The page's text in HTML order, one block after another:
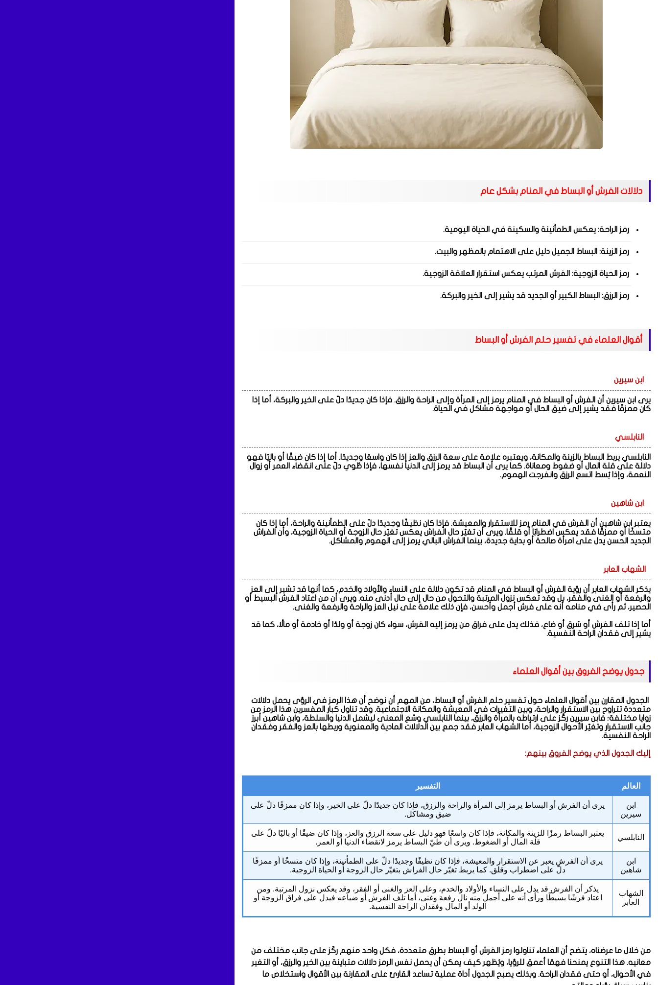
دلالات الفرش أو البساط في المنام بشكل عام
رمز الراحة: يعكس الطمأنينة والسكينة في الحياة اليومية.
رمز الزينة: البساط الجميل دليل على الاهتمام بالمظهر والبيت.
رمز الحياة الزوجية: الفرش المرتب يعكس استقرار العلاقة الزوجية.
رمز الرزق: البساط الكبير أو الجديد قد يشير إلى الخير والبركة.
أقوال العلماء في تفسير حلم الفرش أو البساط
ابن سيرين
يرى ابن سيرين أن الفرش أو البساط في المنام يرمز إلى المرأة وإلى الراحة والرزق. فإذا كان جديدًا دلّ على الخير والبركة، أما إذا
كان ممزقًا فقد يشير إلى ضيق الحال أو مواجهة مشاكل في الحياة.
النابلسي
النابلسي يربط البساط بالزينة والمكانة، ويعتبره علامة على سعة الرزق والعز إذا كان واسعًا وجديدًا. أما إذا كان ضيقًا أو باليًا فهو
دلالة على قلة المال أو ضغوط ومعاناة. كما يرى أن البساط قد يرمز إلى الدنيا نفسها، فإذا طُوي دلّ على انقضاء العمر أو زوال
النعمة، وإذا بُسط اتسع الرزق وانفرجت الهموم.
ابن شاهين
يعتبر ابن شاهين أن الفرش في المنام رمز للاستقرار والمعيشة. فإذا كان نظيفًا وجديدًا دلّ على الطمأنينة والراحة، أما إذا كان
متسخًا أو ممزقًا فقد يعكس اضطرابًا أو قلقًا. ويرى أن تغيّر حال الفراش يعكس تغيّر حال الزوجة أو الحياة الزوجية، وأن الفراش
الجديد الحسن يدل على امرأة صالحة أو بداية جديدة، بينما الفراش البالي يرمز إلى الهموم والمشاكل.
الشهاب العابر
يذكر الشهاب العابر أن رؤية الفرش أو البساط في المنام قد تكون دلالة على النساء والأولاد والخدم، كما أنها قد تشير إلى العز
والرفعة أو الغنى والفقر، بل وقد تعكس نزول المرتبة والتحول من حال إلى حال أدنى منه. ويرى أن من اعتاد الفرش البسيط أو
الحصير، ثم رأى في منامه أنه على فرش أجمل وأحسن، فإن ذلك علامة على نيل العز والراحة والرفعة والغنى.
أما إذا تلف الفرش أو سُرق أو ضاع، فذلك يدل على فراق من يرمز إليه الفرش، سواء كان زوجة أو ولدًا أو خادمة أو مالًا، كما قد
يشير إلى فقدان الراحة النفسية.
جدول يوضح الفروق بين أقوال العلماء
الجدول المقارن بين أقوال العلماء حول تفسير حلم الفرش أو البساط، من المهم أن نوضح أن هذا الرمز في الرؤى يحمل دلالات
متعددة تتراوح بين الاستقرار والراحة، وبين التغيرات في المعيشة والمكانة الاجتماعية. وقد تناول كبار المفسرين هذا الرمز من
زوايا مختلفة؛ فابن سيرين ركّز على ارتباطه بالمرأة والرزق، بينما النابلسي وسّع المعنى ليشمل الدنيا والسلطة، وابن شاهين أبرز
جانب الاستقرار وتغيّر الأحوال الزوجية، أما الشهاب العابر فقد جمع بين الدلالات المادية والمعنوية وربطها بالعز والفقر وفقدان
الراحة النفسية.
إليك الجدول الذي يوضح الفروق بينهم:
العالم التفسير
ابن
سيرين
يرى أن الفرش أو البساط يرمز إلى المرأة والراحة والرزق، فإذا كان جديدًا دلّ على الخير، وإذا كان ممزقًا دلّ على
ضيق ومشاكل.
النابلسي
يعتبر البساط رمزًا للزينة والمكانة، فإذا كان واسعًا فهو دليل على سعة الرزق والعز، وإذا كان ضيقًا أو باليًا دلّ على
قلة المال أو الضغوط. ويرى أن طيّ البساط يرمز لانقضاء الدنيا أو العمر.
ابن
شاهين
يرى أن الفرش يعبر عن الاستقرار والمعيشة، فإذا كان نظيفًا وجديدًا دلّ على الطمأنينة، وإذا كان متسخًا أو ممزقًا
دلّ على اضطراب وقلق. كما يربط تغيّر حال الفراش بتغيّر حال الزوجة أو الحياة الزوجية.
الشهاب
العابر
يذكر أن الفرش قد يدل على النساء والأولاد والخدم، وعلى العز والغنى أو الفقر، وقد يعكس نزول المرتبة. ومن
اعتاد فرشًا بسيطًا ورأى أنه على أجمل منه نال رفعة وغنى، أما تلف الفرش أو ضياعه فيدل على فراق الزوجة أو
الولد أو المال وفقدان الراحة النفسية.
من خلال ما عرضناه، يتضح أن العلماء تناولوا رمز الفرش أو البساط بطرق متعددة، فكل واحد منهم ركّز على جانب مختلف من
معانيه. هذا التنوع يمنحنا فهمًا أعمق للرؤيا، ويُظهر كيف يمكن أن يحمل نفس الرمز دلالات متباينة بين الخير والرزق، أو التغير
في الأحوال، أو حتى فقدان الراحة. وبذلك يصبح الجدول أداة عملية تساعد القارئ على المقارنة بين الأقوال واستخلاص ما